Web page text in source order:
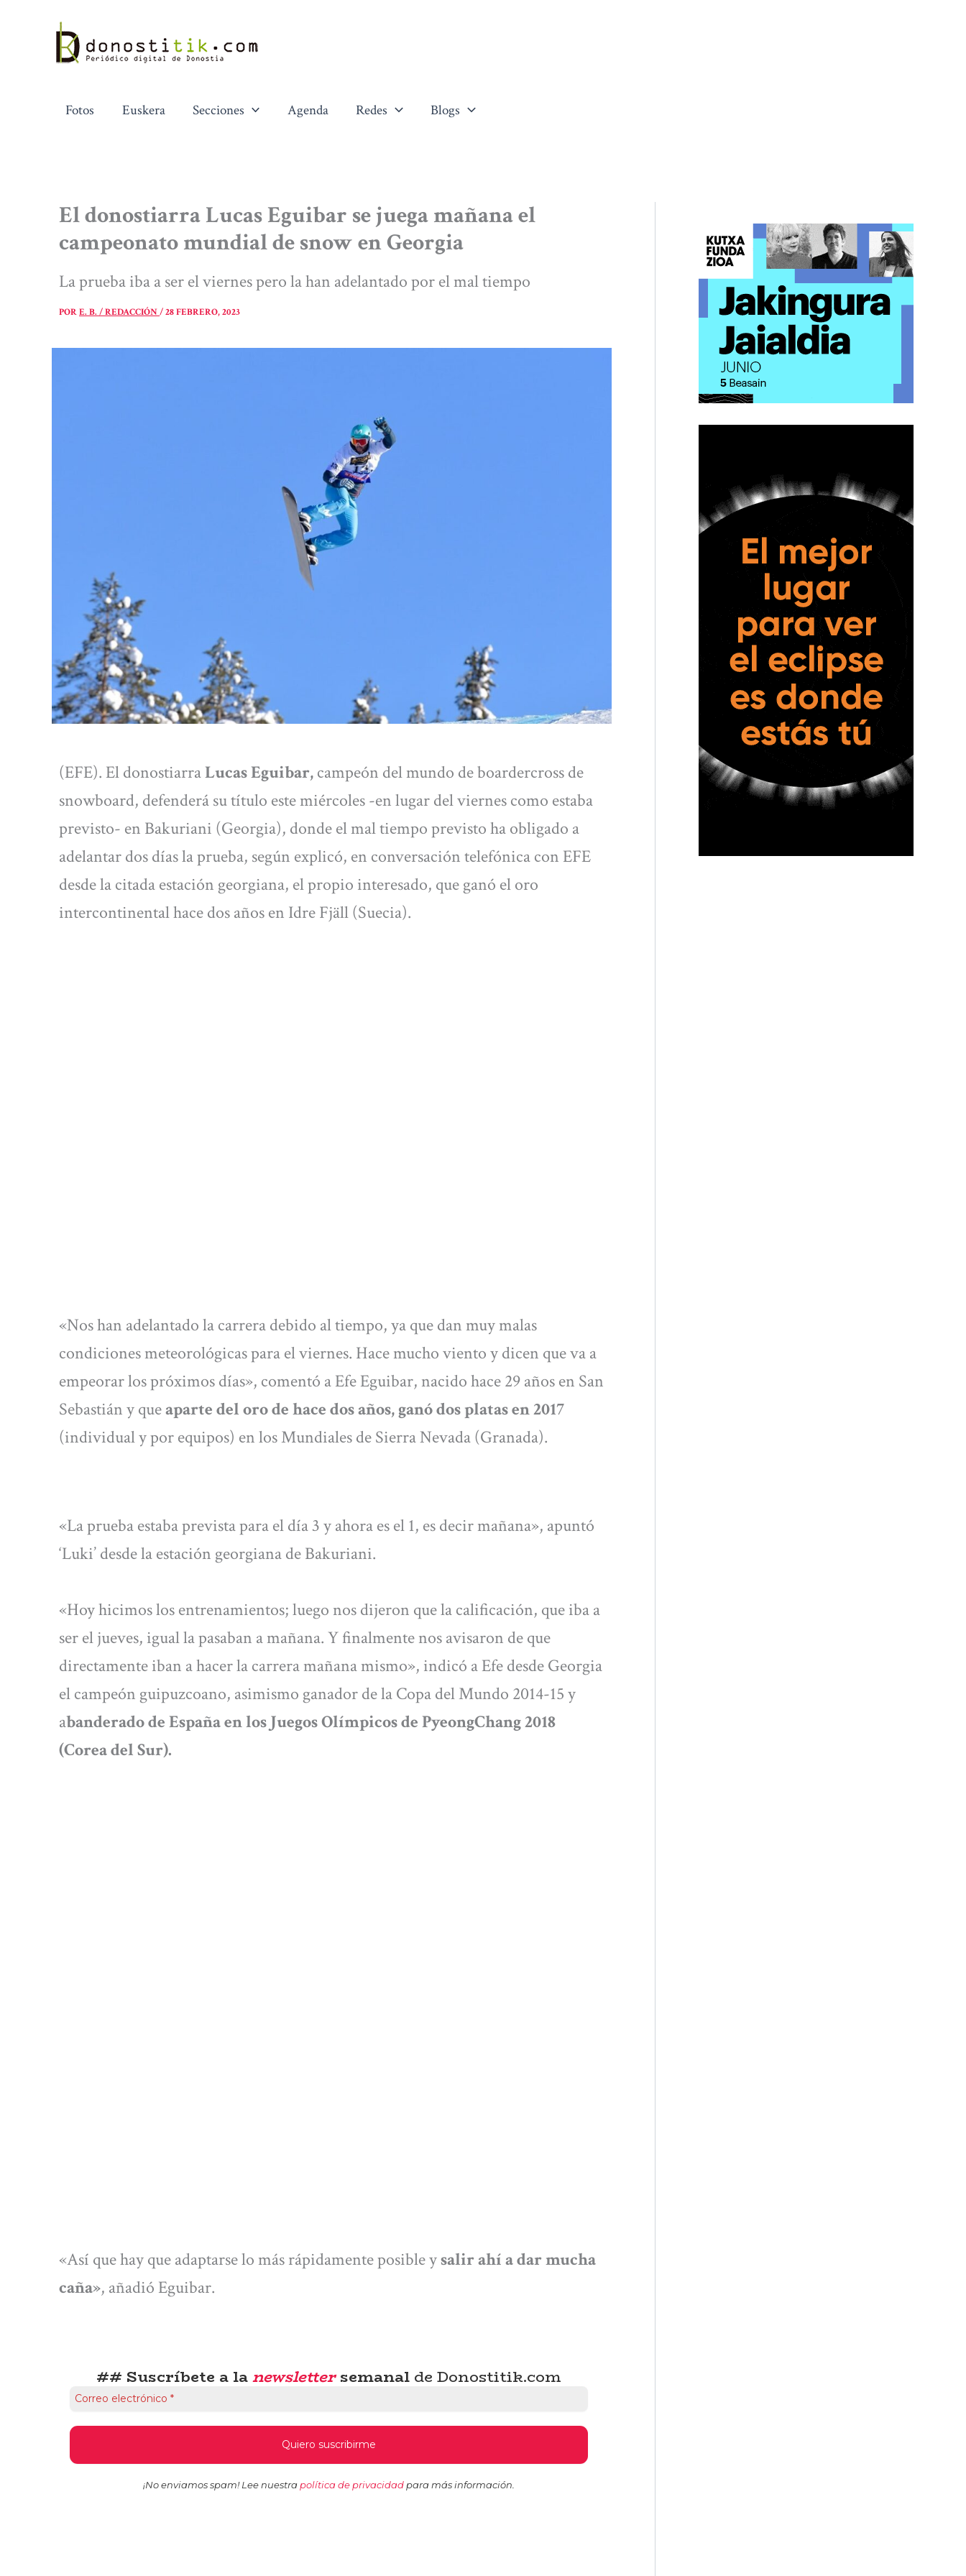
contenido
Fotos Euskera Secciones Agenda Redes Blogs
El donostiarra Lucas Eguibar se juega mañana el
campeonato mundial de snow en Georgia
La prueba iba a ser el viernes pero la han adelantado por el mal tiempo
PORE. B. / REDACCIÓN/28 FEBRERO, 2023
(EFE). El donostiarraLucas Eguibar,campeón del mundo de boardercross de
snowboard, defenderá su título este miércoles -en lugar del viernes como estaba
previsto- en Bakuriani (Georgia), donde el mal tiempo previsto ha obligado a
adelantar dos días la prueba, según explicó, en conversación telefónica con EFE
desde la citada estación georgiana, el propio interesado, que ganó el oro
intercontinental hace dos años en Idre Fjäll (Suecia).
«Nos han adelantado la carrera debido al tiempo, ya que dan muy malas
condiciones meteorológicas para el viernes. Hace mucho viento y dicen que va a
empeorar los próximos días», comentó a Efe Eguibar, nacido hace 29 años en San
Sebastián y queaparte del oro de hace dos años, ganó dos platas en 2017
(individual y por equipos) en los Mundiales de Sierra Nevada (Granada).
«La prueba estaba prevista para el día 3 y ahora es el 1, es decir mañana», apuntó
‘Luki’ desde la estación georgiana de Bakuriani.
«Hoy hicimos los entrenamientos; luego nos dijeron que la calificación, que iba a
ser el jueves, igual la pasaban a mañana. Y finalmente nos avisaron de que
directamente iban a hacer la carrera mañana mismo», indicó a Efe desde Georgia
el campeón guipuzcoano, asimismo ganador de la Copa del Mundo 2014-15 y
abanderado de España en los Juegos Olímpicos de PyeongChang 2018
(Corea del Sur).
«Así que hay que adaptarse lo más rápidamente posible ysalir ahí a dar mucha
caña», añadió Eguibar.
## Suscríbete a lanewslettersemanal de Donostitik.com
¡No enviamos spam! Lee nuestra política de privacidad para más información.